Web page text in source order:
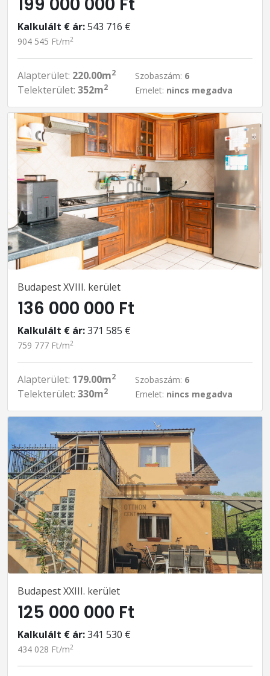
Kalkulált € ár:543 716 €
904 545 Ft/m2
Alapterület: 220.00m2
Telekterület: 352m2
Szobaszám: 6
Emelet: nincs megadva
Budapest XVIII. kerület
136 000 000 Ft
Kalkulált € ár:371 585 €
759 777 Ft/m2
Alapterület: 179.00m2
Telekterület: 330m2
Szobaszám: 6
Emelet: nincs megadva
Budapest XXIII. kerület
125 000 000 Ft
Kalkulált € ár:341 530 €
434 028 Ft/m2